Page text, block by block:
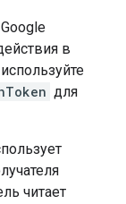
в
для
читает